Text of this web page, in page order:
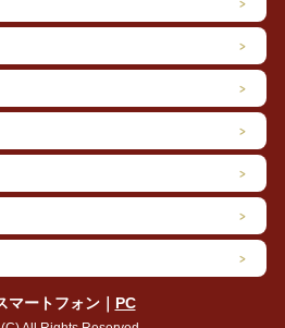
カリカリ食感がたまらない！
味をギュギュっと濃縮したパウダーと食
カリッカリの食感がたまらない！
、あっという間に完食しちゃいます。
マートフォン｜ PC